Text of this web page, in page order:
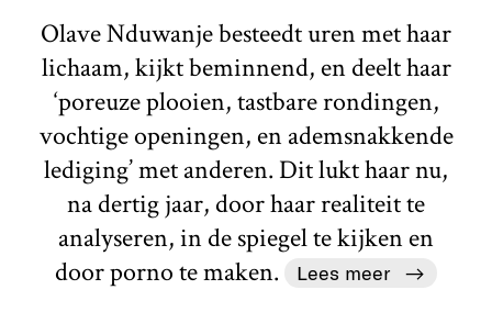
Olave Nduwanje besteedt uren met haar
lichaam, kijkt beminnend, en deelt haar
‘poreuze plooien, tastbare rondingen,
vochtige openingen, en ademsnakkende
lediging’ met anderen. Dit lukt haar nu,
na dertig jaar, door haar realiteit te
analyseren, in de spiegel te kijken en
door porno te maken.
Lees meer